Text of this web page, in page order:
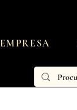
EMPRESA